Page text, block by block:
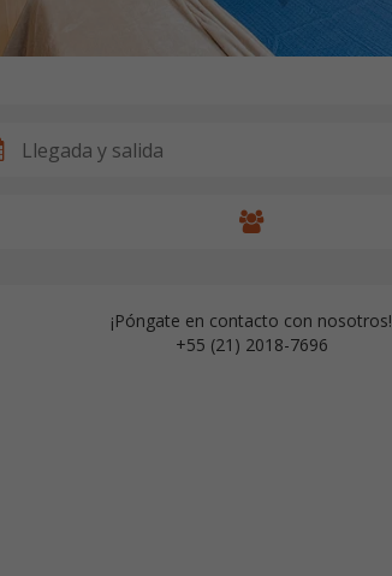
¡Póngate en contacto con nosotros!
+55 (21) 2018-7696